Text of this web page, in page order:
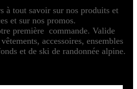
à tout savoir sur nos produits et
et sur nos promos.
première commande. Valide
accessoires, ensembles
et de ski de randonnée alpine.